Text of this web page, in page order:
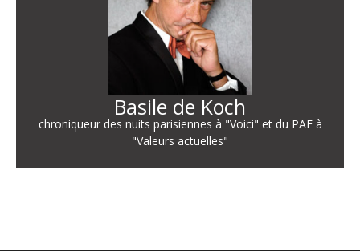
Basile de Koch
chroniqueur des nuits parisiennes à "Voici" et du PAF à
"Valeurs actuelles"